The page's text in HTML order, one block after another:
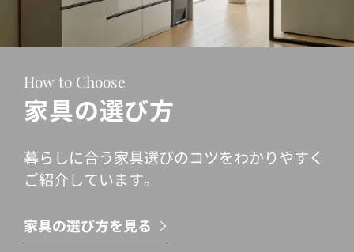
How to Choose
家具の選び方
暮らしに合う家具選びのコツをわかりやすく
ご紹介しています。
家具の選び方を見る